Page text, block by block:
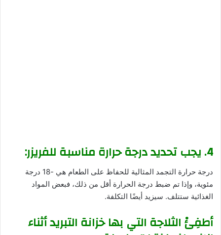
4. يجب تحديد درجة حرارة مناسبة للفريزر:
درجة حرارة التجمد المثالية للحفاظ على الطعام هي -18 درجة
مئوية، وإذا تم ضبط درجة الحرارة أقل من ذلك، فبعض المواد
الغذائية ستتلف. سيزيد أيضًا التكلفة.
أطفِئْ الثلاجة التي بها خزانة التبريد أثناء